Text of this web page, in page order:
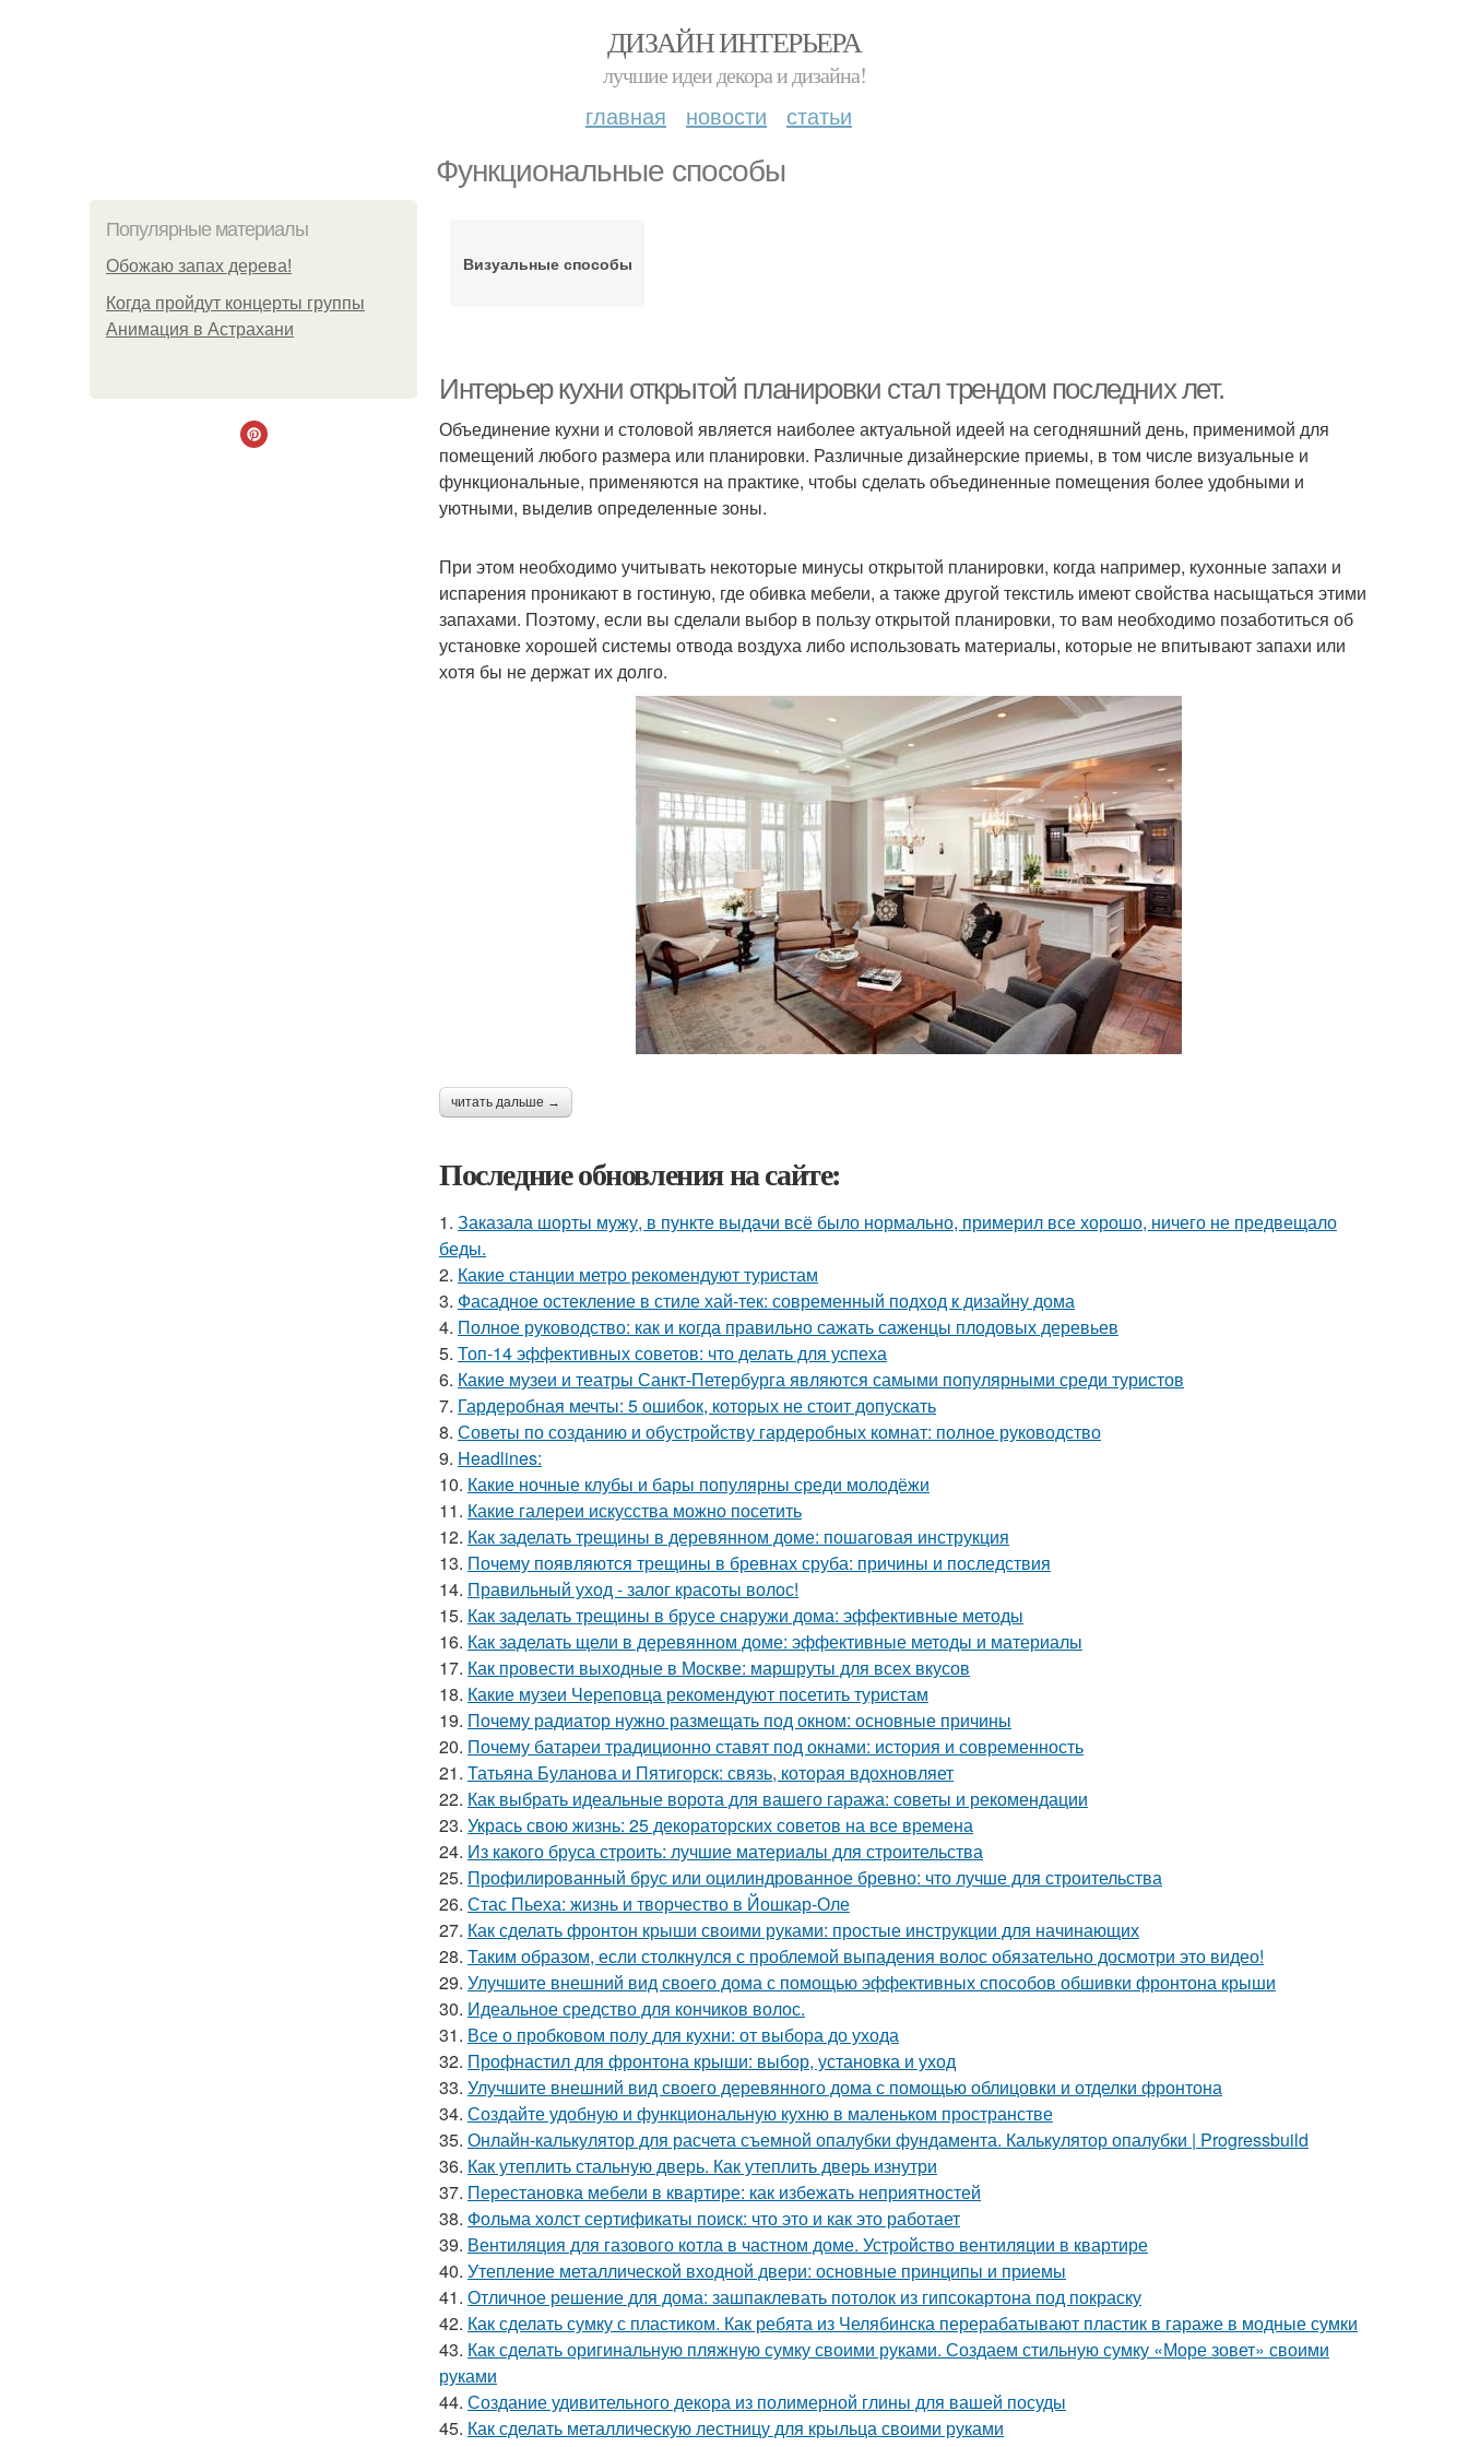
ДИЗАЙН ИНТЕРЬЕРА
лучшие идеи декора и дизайна!
главная новости статьи
Функциональные способы
Популярные материалы
Обожaю зaпах деpева!
Когда пройдут концерты группы
Анимация в Астрахани
Визуальные способы
Интерьер кухни открытой планировки стал трендом последних лет.
Объединение кухни и столовой является наиболее актуальной идеей на сегодняшний день, применимой для
помещений любого размера или планировки. Различные дизайнерские приемы, в том числе визуальные и
функциональные, применяются на практике, чтобы сделать объединенные помещения более удобными и
уютными, выделив определенные зоны.
При этом необходимо учитывать некоторые минусы открытой планировки, когда например, кухонные запахи и
испарения проникают в гостиную, где обивка мебели, а также другой текстиль имеют свойства насыщаться этими
запахами. Поэтому, если вы сделали выбор в пользу открытой планировки, то вам необходимо позаботиться об
установке хорошей системы отвода воздуха либо использовать материалы, которые не впитывают запахи или
хотя бы не держат их долго.
читать дальше →
Последние обновления на сайте:
1. Заказала шорты мужу, в пункте выдачи всё было нормально, примерил все хорошо, ничего не предвещало
беды.
2. Какие станции метро рекомендуют туристам
3. Фасадное остекление в стиле хай-тек: современный подход к дизайну дома
4. Полное руководство: как и когда правильно сажать саженцы плодовых деревьев
5. Топ-14 эффективных советов: что делать для успеха
6. Какие музеи и театры Санкт-Петербурга являются самыми популярными среди туристов
7. Гардеробная мечты: 5 ошибок, которых не стоит допускать
8. Советы по созданию и обустройству гардеробных комнат: полное руководство
9. Headlines:
10. Какие ночные клубы и бары популярны среди молодёжи
11. Какие галереи искусства можно посетить
12. Как заделать трещины в деревянном доме: пошаговая инструкция
13. Почему появляются трещины в бревнах сруба: причины и последствия
14. Правильный уход - залог красоты волос!
15. Как заделать трещины в брусе снаружи дома: эффективные методы
16. Как заделать щели в деревянном доме: эффективные методы и материалы
17. Как провести выходные в Москве: маршруты для всех вкусов
18. Какие музеи Череповца рекомендуют посетить туристам
19. Почему радиатор нужно размещать под окном: основные причины
20. Почему батареи традиционно ставят под окнами: история и современность
21. Татьяна Буланова и Пятигорск: связь, которая вдохновляет
22. Как выбрать идеальные ворота для вашего гаража: советы и рекомендации
23. Укрась свою жизнь: 25 декораторских советов на все времена
24. Из какого бруса строить: лучшие материалы для строительства
25. Профилированный брус или оцилиндрованное бревно: что лучше для строительства
26. Стас Пьеха: жизнь и творчество в Йошкар-Оле
27. Как сделать фронтон крыши своими руками: простые инструкции для начинающих
28. Таким образом, если столкнулся с проблемой выпадения волос обязательно досмотри это видео!
29. Улучшите внешний вид своего дома с помощью эффективных способов обшивки фронтона крыши
30. Идеальное средство для кончиков волос.
31. Все о пробковом полу для кухни: от выбора до ухода
32. Профнастил для фронтона крыши: выбор, установка и уход
33. Улучшите внешний вид своего деревянного дома с помощью облицовки и отделки фронтона
34. Создайте удобную и функциональную кухню в маленьком пространстве
35. Онлайн-калькулятор для расчета съемной опалубки фундамента. Калькулятор опалубки | Progressbuild
36. Как утеплить стальную дверь. Как утеплить дверь изнутри
37. Перестановка мебели в квартире: как избежать неприятностей
38. Фольма холст сертификаты поиск: что это и как это работает
39. Вентиляция для газового котла в частном доме. Устройство вентиляции в квартире
40. Утепление металлической входной двери: основные принципы и приемы
41. Отличное решение для дома: зашпаклевать потолок из гипсокартона под покраску
42. Как сделать сумку с пластиком. Как ребята из Челябинска перерабатывают пластик в гараже в модные сумки
43. Как сделать оригинальную пляжную сумку своими руками. Создаем стильную сумку «Море зовет» своими
руками
44. Создание удивительного декора из полимерной глины для вашей посуды
45. Как сделать металлическую лестницу для крыльца своими руками